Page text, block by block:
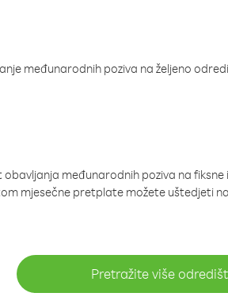
međunarodnih poziva na željeno
međunarodnih poziva na
mjesečne pretplate možete uštedjeti
Pretražite više